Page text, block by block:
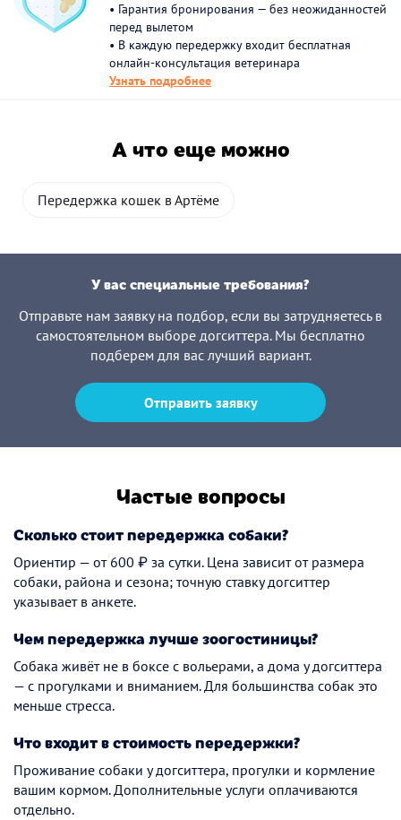
• Гарантия бронирования — без неожиданностей
перед вылетом
• В каждую передержку входит бесплатная
онлайн-консультация ветеринара
Узнать подробнее
А что еще можно
Передержка кошек в Артёме
У вас специальные требования?
Отправьте нам заявку на подбор, если вы затрудняетесь в
самостоятельном выборе догситтера. Мы бесплатно
подберем для вас лучший вариант.
Отправить заявку
Частые вопросы
Сколько стоит передержка собаки?
Ориентир — от 600 ₽ за сутки. Цена зависит от размера
собаки, района и сезона; точную ставку догситтер
указывает в анкете.
Чем передержка лучше зоогостиницы?
Собака живёт не в боксе с вольерами, а дома у догситтера
— с прогулками и вниманием. Для большинства собак это
меньше стресса.
Что входит в стоимость передержки?
Проживание собаки у догситтера, прогулки и кормление
вашим кормом. Дополнительные услуги оплачиваются
отдельно.